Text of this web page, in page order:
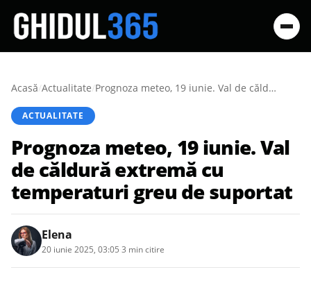
Acasă/Actualitate/ Prognoza meteo, 19 iunie. Val de căldură extremă cu temperaturi greu de suportat
ACTUALITATE
Prognoza meteo, 19 iunie. Val
de căldură extremă cu
temperaturi greu de suportat
Elena
20 iunie 2025, 03:05 3 min citire